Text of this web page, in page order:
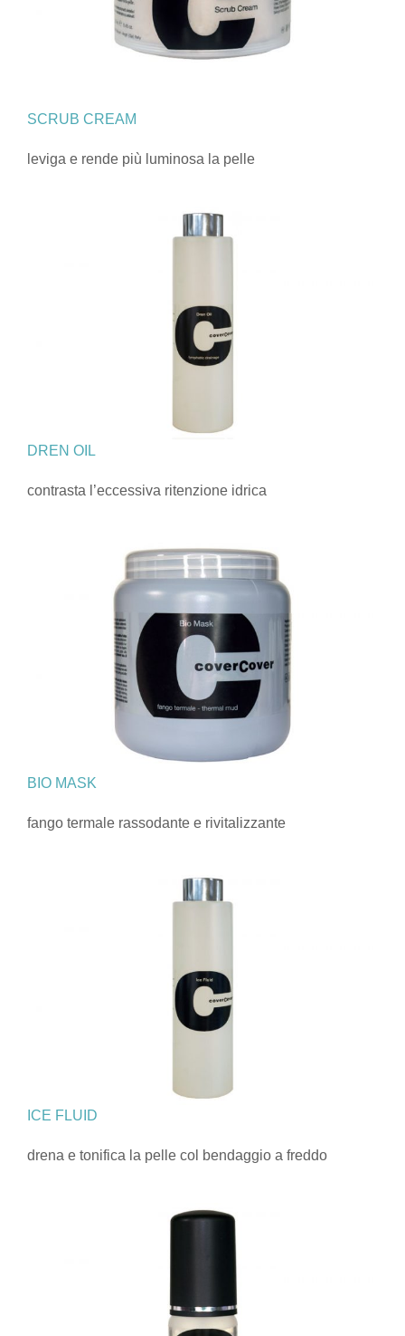
SCRUB CREAM
leviga e rende più luminosa la pelle
DREN OIL
contrasta l’eccessiva ritenzione idrica
BIO MASK
fango termale rassodante e rivitalizzante
ICE FLUID
drena e tonifica la pelle col bendaggio a freddo